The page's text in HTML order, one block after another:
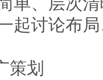
起讨论布
划